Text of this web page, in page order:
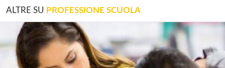
ALTRE SU PROFESSIONE SCUOLA